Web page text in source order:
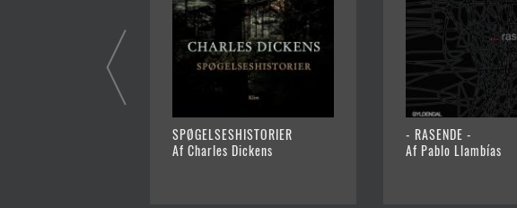
SPØGELSESHISTORIER
Af Charles Dickens
- RASENDE -
Af Pablo Llambías